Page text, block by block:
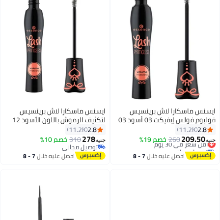
8
ايسنس ماسكارا لاش برينسيس
فوليوم فولس إيفيكت 03 أسود 03
أسود
2.8
11.2K
جنيه209.50
260 خصم 19% أقل سعر في 30 يوم
توصيل مجاني
أقل سعر في 30 يوماحصل عليه خلال 7 - 8
8
ايسنس ماسكارا لاش برينسيس
لتكثيف الرموش باللون الأسود 12
مل2.8
11.2K
جنيه278
310 خصم 10%
توصيل مجاني
توصيل مجانياحصل عليه خلال 7 - 8